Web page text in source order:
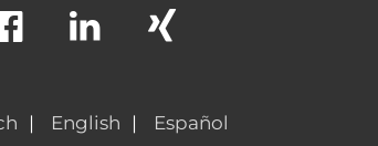
English Español